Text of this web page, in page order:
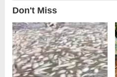
Don't Miss